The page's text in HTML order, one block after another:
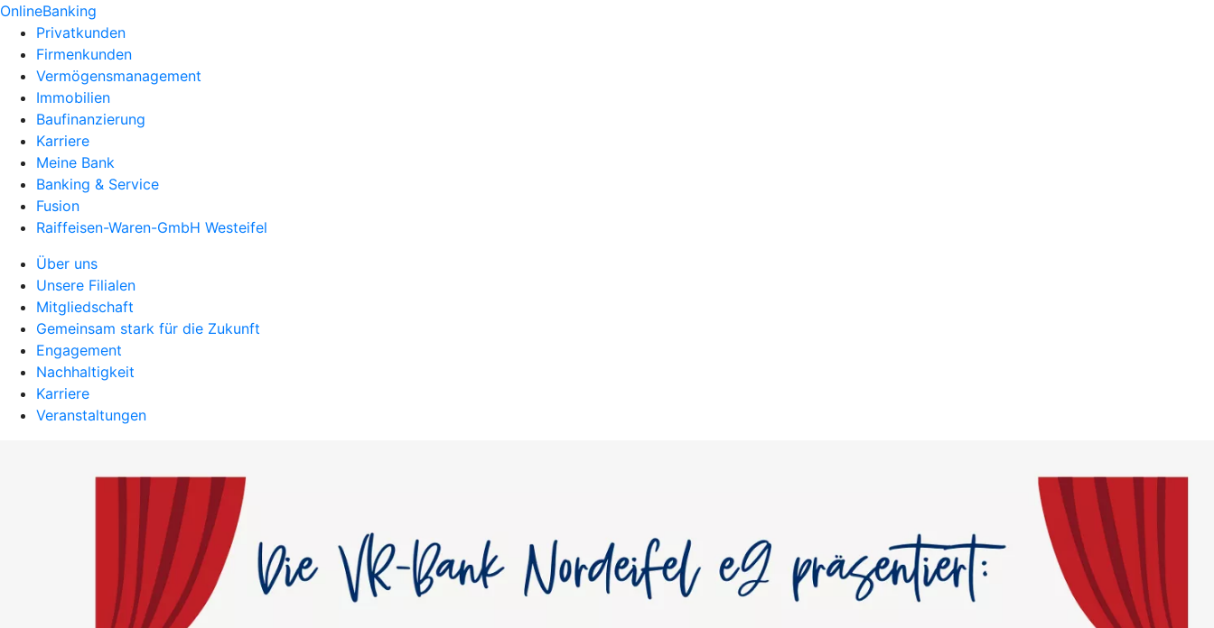
OnlineBanking
Privatkunden
Firmenkunden
Vermögensmanagement
Immobilien
Baufinanzierung
Karriere
Meine Bank
Banking & Service
Fusion
Raiffeisen-Waren-GmbH Westeifel
Über uns
Unsere Filialen
Mitgliedschaft
Gemeinsam stark für die Zukunft
Engagement
Nachhaltigkeit
Karriere
Veranstaltungen